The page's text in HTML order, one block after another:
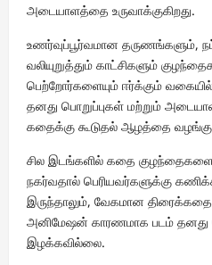
அடையாளத்தை உருவாக்குகிறது.
உணர்வுப்பூர்வமான தருணங்களும்,
வலியுறுத்தும் காட்சிகளும்
பெற்றோர்களையும் ஈர்க்கும்
தனது பொறுப்புகள் மற்றும்
கதைக்கு கூடுதல் ஆழத்தை
சில இடங்களில் கதை
நகர்வதால் பெரியவர்களுக்கு
இருந்தாலும், வேகமான
அனிமேஷன் காரணமாக படம் தனது
இழக்கவில்லை.